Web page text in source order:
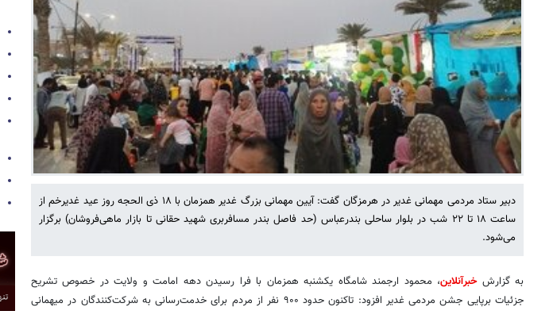
دبیر ستاد مردمی مهمانی غدیر در هرمزگان گفت: آیین مهمانی بزرگ غدیر همزمان با ۱۸ ذی الحجه روز عید غدیرخم از
ساعت ۱۸ تا ۲۲ شب در بلوار ساحلی بندرعباس (حد فاصل بندر مسافربری شهید حقانی تا بازار ماهی‌فروشان) برگزار
می‌شود.
به گزارشخبرآنلاین، محمود ارجمند شامگاه یکشنبه همزمان با فرا رسیدن دهه امامت و ولایت در خصوص تشریح
جزئیات برپایی جشن مردمی غدیر افزود: تاکنون حدود ۹۰۰ نفر از مردم برای خدمت‌رسانی به شرکت‌کنندگان در میهمانی